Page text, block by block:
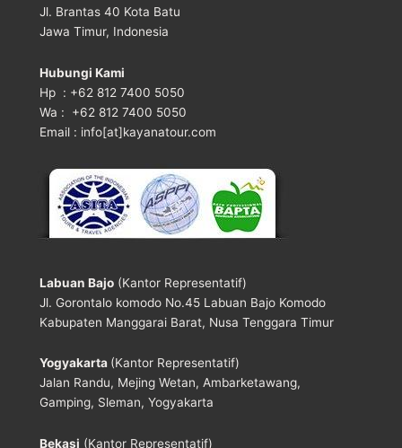
Jl. Brantas 40 Kota Batu
Jawa Timur, Indonesia
Hubungi Kami
Hp : +62 812 7400 5050
Wa : +62 812 7400 5050
Email : info[at]kayanatour.com
Labuan Bajo (Kantor Representatif)
Jl. Gorontalo komodo No.45 Labuan Bajo Komodo
Kabupaten Manggarai Barat, Nusa Tenggara Timur
Yogyakarta (Kantor Representatif)
Jalan Randu, Mejing Wetan, Ambarketawang,
Gamping, Sleman, Yogyakarta
Bekasi (Kantor Representatif)